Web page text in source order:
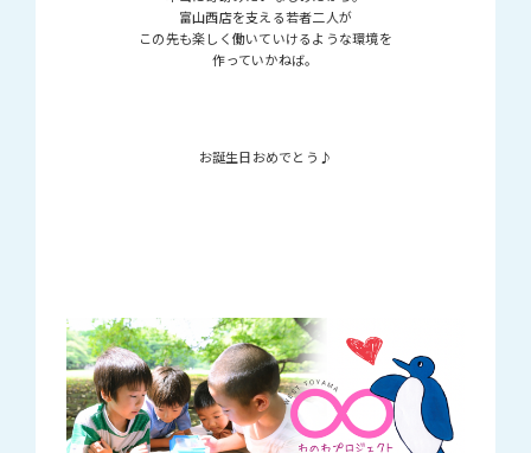
富山西店を支える若者二人が
この先も楽しく働いていけるような環境を
作っていかねば。
お誕生日おめでとう♪